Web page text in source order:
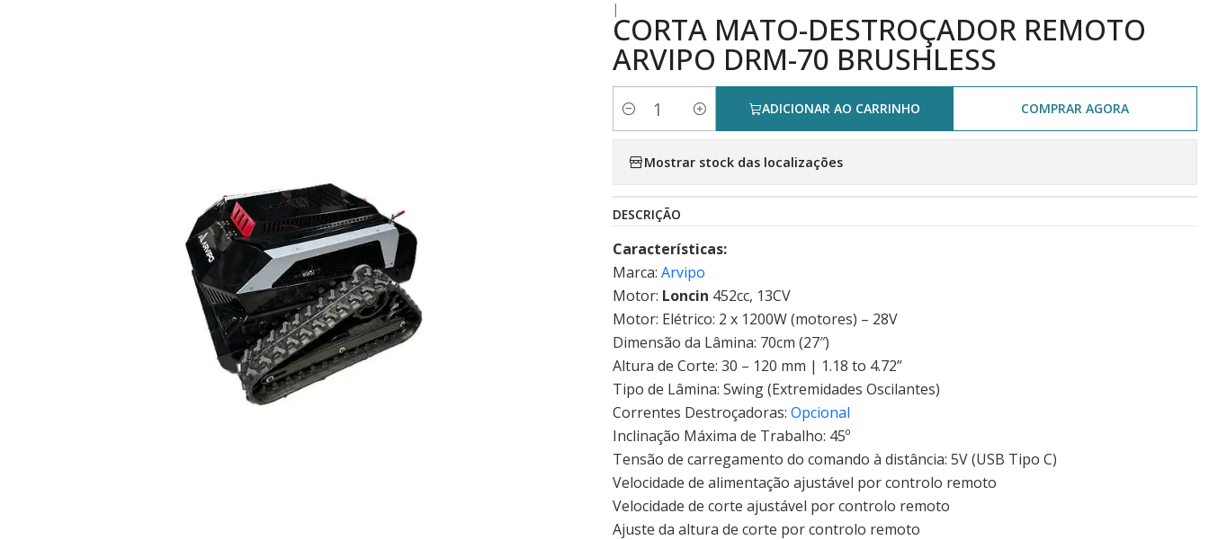
|
CORTA MATO-DESTROÇADOR REMOTO
ARVIPO DRM-70 BRUSHLESS
Quantidade
ADICIONAR AO CARRINHO COMPRAR AGORA
Mostrar stock das localizações
DESCRIÇÃO
Características:
Marca: Arvipo
Motor: Loncin 452cc, 13CV
Motor: Elétrico: 2 x 1200W (motores) – 28V
Dimensão da Lâmina: 70cm (27″)
Altura de Corte: 30 – 120 mm | 1.18 to 4.72”
Tipo de Lâmina: Swing (Extremidades Oscilantes)
Correntes Destroçadoras: Opcional
Inclinação Máxima de Trabalho: 45º
Tensão de carregamento do comando à distância: 5V (USB Tipo C)
Velocidade de alimentação ajustável por controlo remoto
Velocidade de corte ajustável por controlo remoto
Ajuste da altura de corte por controlo remoto